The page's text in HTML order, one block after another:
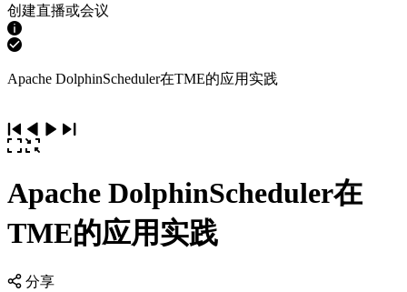
创建直播或会议
Apache DolphinScheduler在TME的应用实践
Apache DolphinScheduler在
TME的应用实践
分享